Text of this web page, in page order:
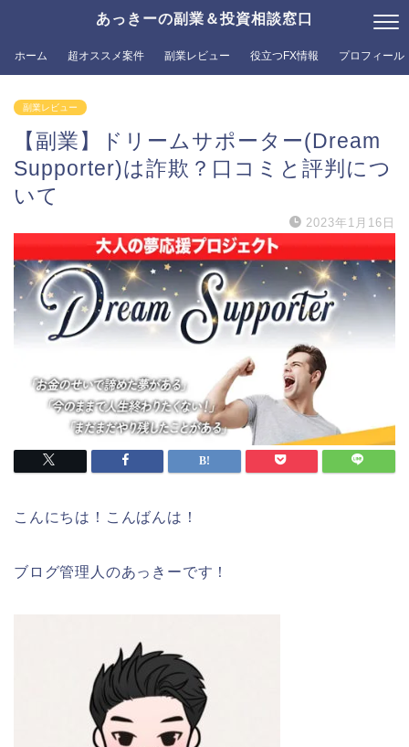
あっきーの副業＆投資相談窓口
ホーム 超オススメ案件 副業レビュー 役立つFX情報 プロフィール
副業レビュー
【副業】ドリームサポーター(Dream
Supporter)は詐欺？口コミと評判につ
いて
2023年1月16日
こんにちは！こんばんは！
ブログ管理人のあっきーです！